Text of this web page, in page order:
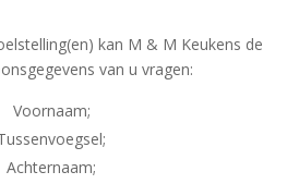
kan M & M Keukens de
van u vragen:
Voornaam;
Achternaam;